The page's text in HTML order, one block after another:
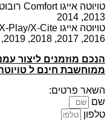
2013, 2014
2016, 2017, 2018, 2019, 2020, 2021
הנכם מוזמנים ליצור
ממוחשבת חינם ל טויוטה
השאר פרטים:
שם
טלפון